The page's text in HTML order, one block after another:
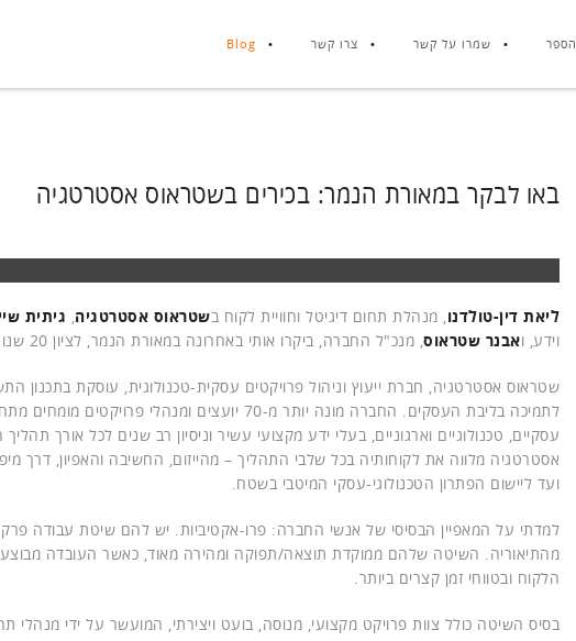
הספר שמרו על קשר צרו קשר Blog
באו לבקר במאורת הנמר: בכירים בשטראוס אסטרטגיה
ליאת דין-טולדנו, מנהלת תחום דיגיטל וחוויית לקוח בשטראוס אסטרטגיה, גיתית
וידע, ואבנר שטראוס, מנכ"ל החברה, ביקרו אותי באחרונה במאורת הנמר, לציון 20 שנות פעילות משותפת.
שטראוס אסטרטגיה, חברת ייעוץ וניהול פרויקטים עסקית-טכנולוגית, עוסקת בתכנון
לתמיכה בליבת העסקים. החברה מונה יותר מ-70 יועצים ומנהלי
עסקיים, טכנולוגיים וארגוניים, בעלי ידע מקצועי עשיר וניסיון רב שנים לכל אורך
אסטרטגיה מלווה את לקוחותיה בכל שלבי התהליך – מהייזום, החשיבה והאפיון, דרך
ועד ליישום הפתרון הטכנולוגי-עסקי המיטבי בשטח.
למדתי על המאפיין הבסיסי של אנשי החברה: פרו-אקטיביות. יש להם שיטת עבודה
מהתיאוריה. השיטה שלהם ממוקדת תוצאה/תפוקה ומהירה מאוד, כאשר העובדה
הלקוח ובטווחי זמן קצרים ביותר.
בסיס השיטה כולל צוות פרויקט מקצועי, מנוסה, בועט ויצירתי, המועשר על ידי מנהלי